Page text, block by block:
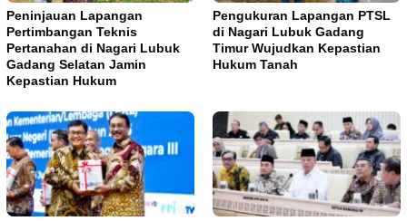
Peninjauan Lapangan
Pertimbangan Teknis
Pertanahan di Nagari Lubuk
Gadang Selatan Jamin
Kepastian Hukum
Pengukuran Lapangan PTSL
di Nagari Lubuk Gadang
Timur Wujudkan Kepastian
Hukum Tanah